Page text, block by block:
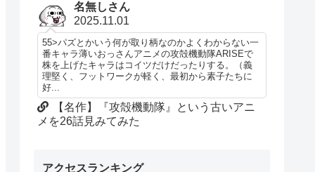
名無しさん
2025.11.01
55>パズとかいう何が取り柄なのかよくわからない一
番キャラ薄いおっさんアニメの攻殻機動隊ARISEで
株を上げたキャラはコイツだけだったりする。（義
理堅く、フットワークが軽く、最初から素子たちに
好...
【名作】『攻殻機動隊』という古いアニ
メを26話見みてみた
アクセスランキング